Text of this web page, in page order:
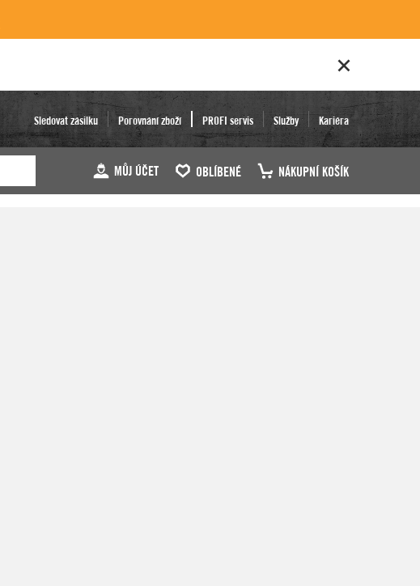
Sledovat zásilku Porovnání zboží PROFI servis Služby Kariéra
MŮJ ÚČET OBLÍBENÉ NÁKUPNÍ KOŠÍK